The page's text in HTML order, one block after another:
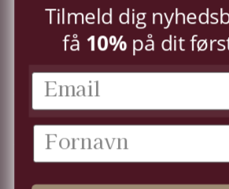
OM OS
Tilmeld dig
få 10%på dit